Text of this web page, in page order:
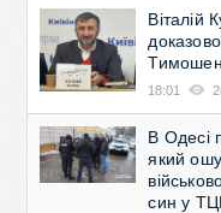
Віталій
18:01
В Одесі
який
син у